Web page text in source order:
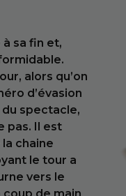
sa fin et,
alors qu’on
d’évasion
spectacle,
pas. Il est
chaine
le tour a
vers le